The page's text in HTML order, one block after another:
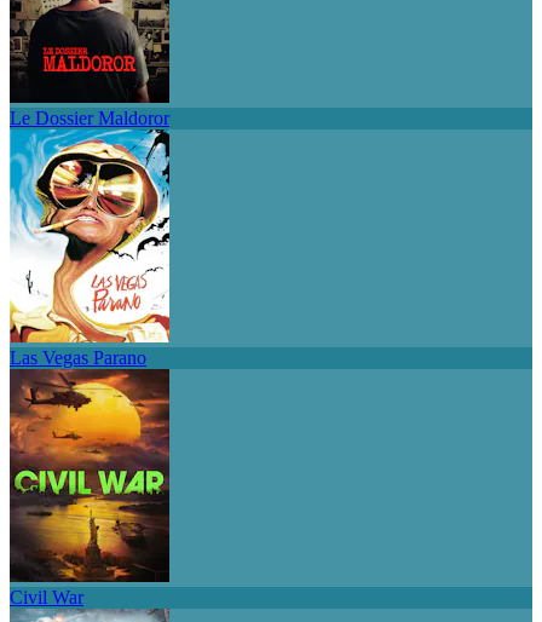
Le Dossier Maldoror
Las Vegas Parano
Civil War